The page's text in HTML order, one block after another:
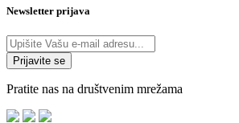
Newsletter prijava
Pratite nas na društvenim mrežama